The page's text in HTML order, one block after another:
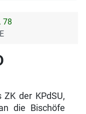
78
der KPdSU,
die Bischöfe